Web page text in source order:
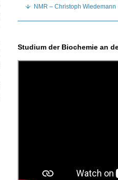
NMR – Christoph Wiedemann
Studium der Biochemie an